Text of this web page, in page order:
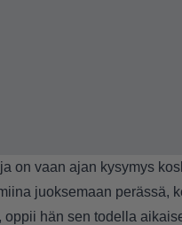
on vaan ajan kysymys
juoksemaan perässä,
hän sen todella